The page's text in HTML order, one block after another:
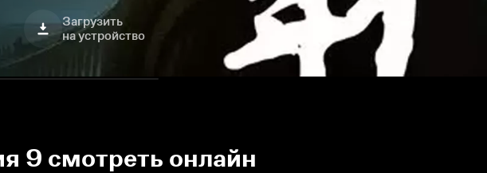
Загрузить
на устройство
9 смотреть онлайн